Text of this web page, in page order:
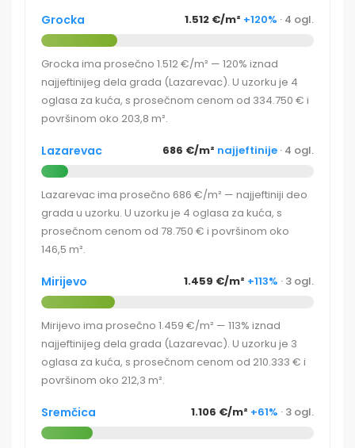
Grocka 1.512 €/m² +120% · 4 ogl.
Grocka ima prosečno 1.512 €/m² — 120% iznad
najjeftinijeg dela grada (Lazarevac). U uzorku je 4
oglasa za kuća, s prosečnom cenom od 334.750 € i
površinom oko 203,8 m².
Lazarevac 686 €/m² najjeftinije · 4 ogl.
Lazarevac ima prosečno 686 €/m² — najjeftiniji deo
grada u uzorku. U uzorku je 4 oglasa za kuća, s
prosečnom cenom od 78.750 € i površinom oko
146,5 m².
Mirijevo 1.459 €/m² +113% · 3 ogl.
Mirijevo ima prosečno 1.459 €/m² — 113% iznad
najjeftinijeg dela grada (Lazarevac). U uzorku je 3
oglasa za kuća, s prosečnom cenom od 210.333 € i
površinom oko 212,3 m².
Sremčica 1.106 €/m² +61% · 3 ogl.